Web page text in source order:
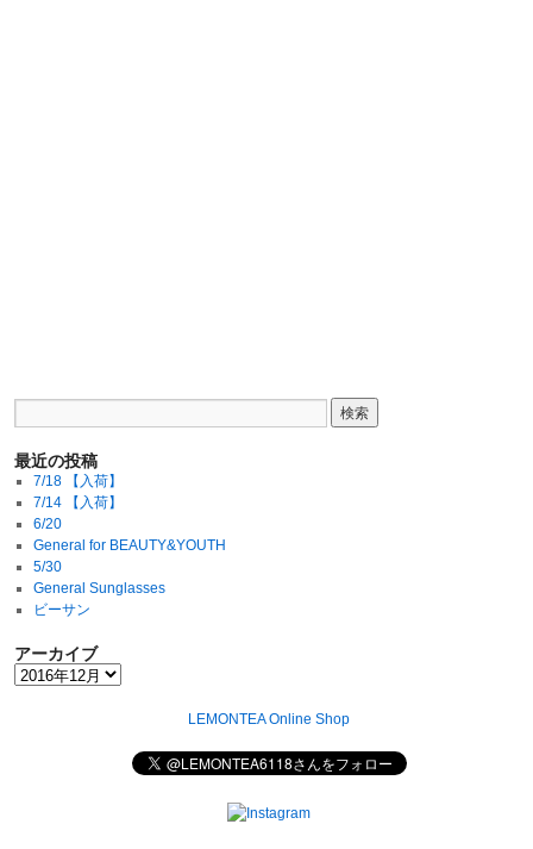
最近の投稿
7/18 【入荷】
7/14 【入荷】
6/20
General for BEAUTY&YOUTH
5/30
General Sunglasses
ビーサン
アーカイブ
LEMONTEA Online Shop